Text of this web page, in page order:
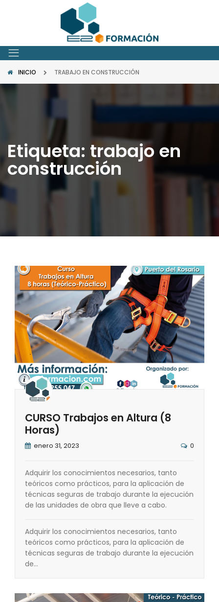
INICIO TRABAJO EN CONSTRUCCIÓN
Etiqueta: trabajo en
construcción
CURSO Trabajos en Altura (8
Horas)
enero 31, 2023 0
Adquirir los conocimientos necesarios, tanto
teóricos como prácticos, para la aplicación de
técnicas seguras de trabajo durante la ejecución
de las unidades de obra que lleve a cabo.
Adquirir los conocimientos necesarios, tanto
teóricos como prácticos, para la aplicación de
técnicas seguras de trabajo durante la ejecución
de…